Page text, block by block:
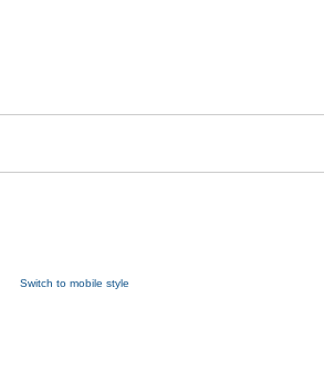
Switch to mobile style